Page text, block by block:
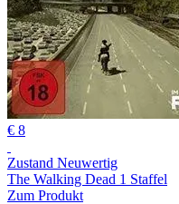
€ 8
Zustand Neuwertig
The Walking Dead 1 Staffel
Zum Produkt